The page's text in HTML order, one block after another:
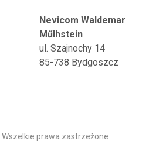
Nevicom Waldemar
Műlhstein
ul. Szajnochy 14
85-738 Bydgoszcz
Wszelkie prawa zastrzeżone